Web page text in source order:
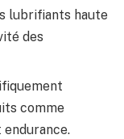
lubrifiants haute
des
comme